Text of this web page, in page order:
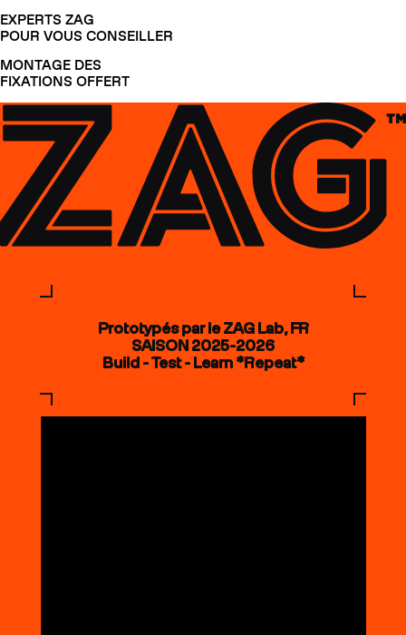
EXPERTS ZAG
POUR VOUS CONSEILLER
MONTAGE DES
FIXATIONS OFFERT
Prototypés par le ZAG Lab, FR
SAISON 2025-2026
Build - Test - Learn *Repeat*